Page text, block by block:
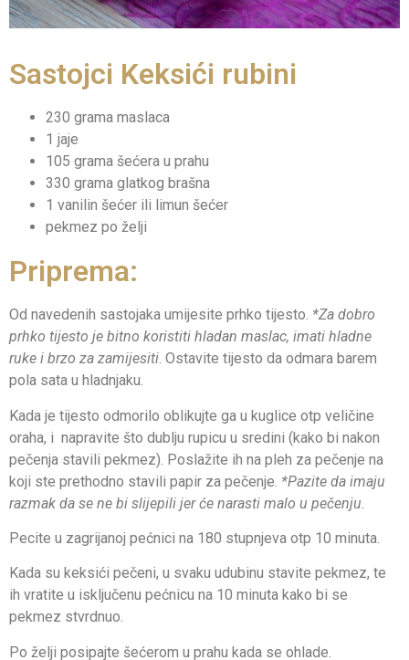
Sastojci Keksići rubini
230 grama maslaca
1 jaje
105 grama šećera u prahu
330 grama glatkog brašna
1 vanilin šećer ili limun šećer
pekmez po želji
Priprema:
Od navedenih sastojaka umijesite prhko tijesto. *Za dobro
prhko tijesto je bitno koristiti hladan maslac, imati hladne
ruke i brzo za zamijesiti. Ostavite tijesto da odmara barem
pola sata u hladnjaku.
Kada je tijesto odmorilo oblikujte ga u kuglice otp veličine
oraha, i napravite što dublju rupicu u sredini (kako bi nakon
pečenja stavili pekmez). Poslažite ih na pleh za pečenje na
koji ste prethodno stavili papir za pečenje. *Pazite da imaju
razmak da se ne bi slijepili jer će narasti malo u pečenju.
Pecite u zagrijanoj pećnici na 180 stupnjeva otp 10 minuta.
Kada su keksići pečeni, u svaku udubinu stavite pekmez, te
ih vratite u isključenu pećnicu na 10 minuta kako bi se
pekmez stvrdnuo.
Po želji posipajte šećerom u prahu kada se ohlade.